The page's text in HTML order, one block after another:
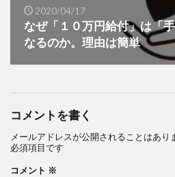
2020/04/17
なぜ「１０万円給付」は「
なるのか。理由は簡単
コメントを書く
メールアドレスが公開されることはあり
必須項目です
コメント ※